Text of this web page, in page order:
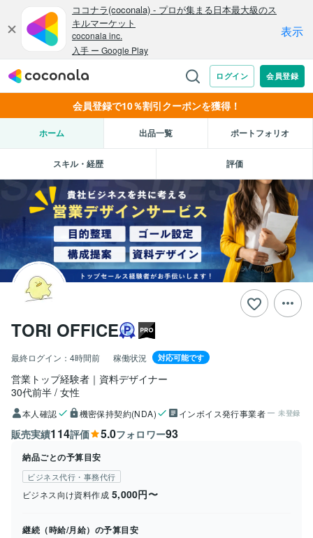
会員登録で10％割引クーポンを獲得！
ホーム 出品一覧 ポートフォリオ
スキル・経歴 評価
TORI OFFICE
最終ログイン： 4時間前 稼働状況 対応可能です
営業トップ経験者｜資料デザイナー
30代前半 女性
本人確認 機密保持契約(NDA) インボイス発行事業者 未登録
販売実績114評価 5.0フォロワー93
納品ごとの予算目安
ビジネス代行・事務代行
ビジネス向け資料作成 5,000円〜
継続（時給/月給）の予算目安